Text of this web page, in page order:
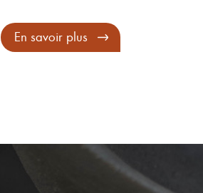
En savoir plus